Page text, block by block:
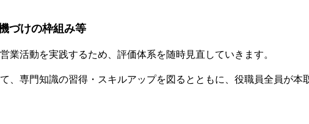
づけの枠組み等
業活動を実践するため、評価体系を随時見直していきます。
、専門知識の習得・スキルアップを図るとともに、役職員全員が本